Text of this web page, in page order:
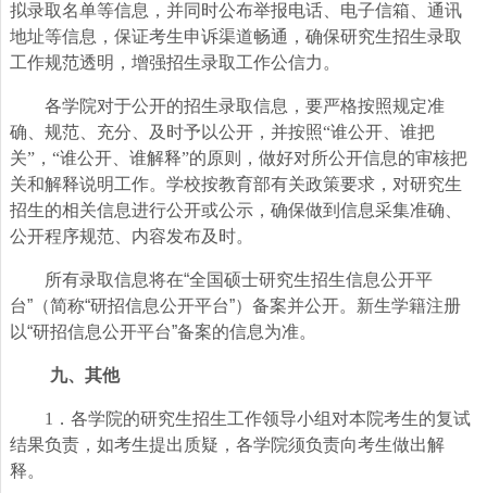
拟录取名单等信息，并同时公布举报电话、电子信箱、通讯
地址等信息，保证考生申诉渠道畅通，确保研究生招生录取
工作规范透明，增强招生录取工作公信力。
各学院对于公开的招生录取信息，要严格按照规定准
确、规范、充分、及时予以公开，并按照“谁公开、谁把
关”，“谁公开、谁解释”的原则，做好对所公开信息的审核把
关和解释说明工作。学校按教育部有关政策要求，对研究生
招生的相关信息进行公开或公示，确保做到信息采集准确、
公开程序规范、内容发布及时。
所有录取信息将在“全国硕士研究生招生信息公开平
台”（简称“研招信息公开平台”）备案并公开。新生学籍注册
以“研招信息公开平台”备案的信息为准。
九、其他
1 ．各学院的研究生招生工作领导小组对本院考生的复试
结果负责，如考生提出质疑，各学院须负责向考生做出解
释。